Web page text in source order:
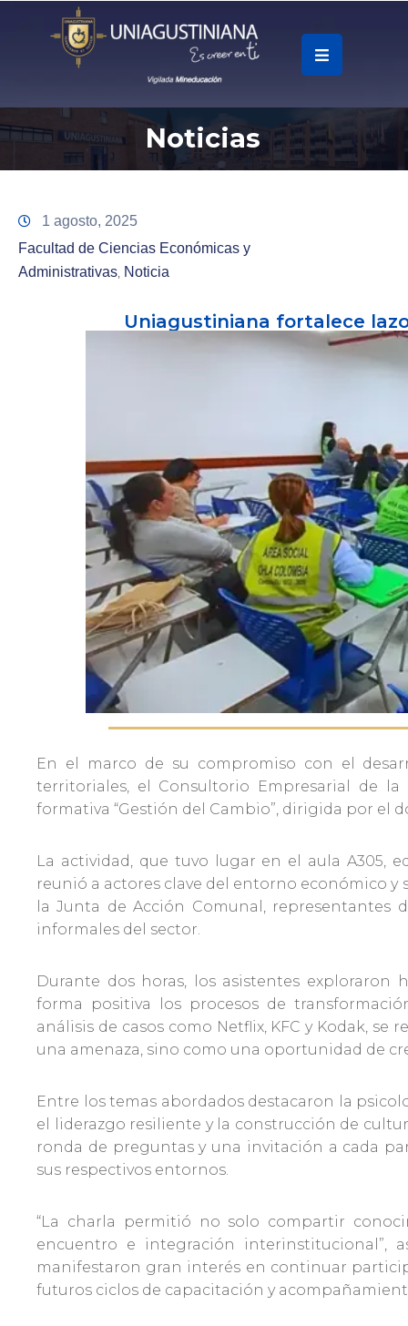
Accesos
Universidad
Investigaciones
Universitaria
Noticias
1 agosto, 2025
Facultad de Ciencias Económicas y
Administrativas‚ Noticia
Uniagustiniana fortalece
En el marco de su compromiso con el
territoriales, el Consultorio Empresarial de
formativa “Gestión del Cambio”, dirigida por el
La actividad, que tuvo lugar en el aula A305,
reunió a actores clave del entorno económico
la Junta de Acción Comunal, representantes
informales del sector.
Durante dos horas, los asistentes exploraron
forma positiva los procesos de
análisis de casos como Netflix, KFC y Kodak,
una amenaza, sino como una oportunidad de
Entre los temas abordados destacaron la
el liderazgo resiliente y la construcción de
ronda de preguntas y una invitación a cada
sus respectivos entornos.
“La charla permitió no solo compartir
encuentro e integración interinstitucional”,
manifestaron gran interés en continuar
futuros ciclos de capacitación y